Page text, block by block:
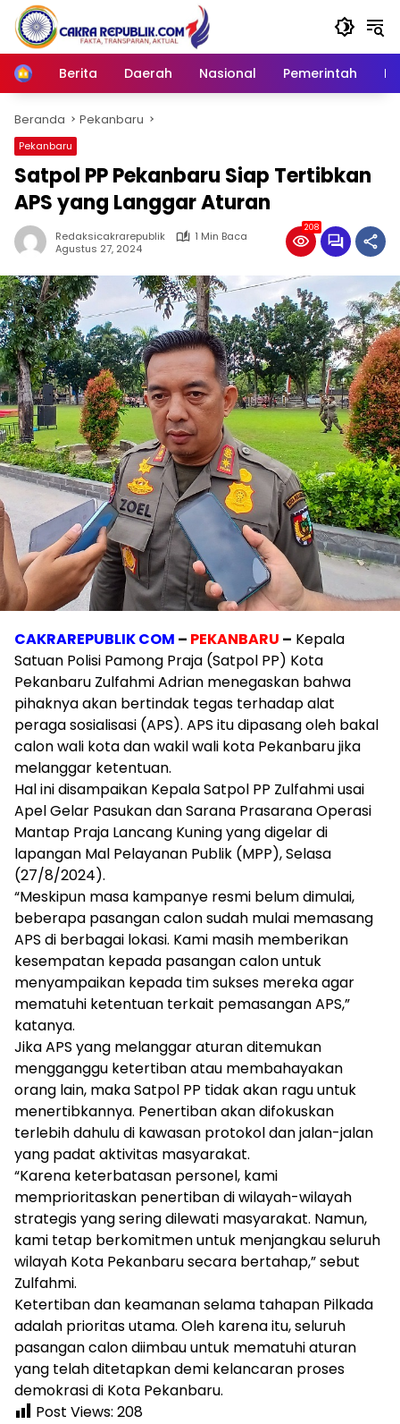
Langsung
konten
Home
Berita Daerah Nasional Pemerintah
Beranda Pekanbaru
Pekanbaru
Satpol PP Pekanbaru Siap Tertibkan
APS yang Langgar Aturan
Redaksicakrarepublik
1 Min Baca
Agustus 27, 2024
208
CAKRAREPUBLIK COM – PEKANBARU – Kepala
Satuan Polisi Pamong Praja (Satpol PP) Kota
Pekanbaru Zulfahmi Adrian menegaskan bahwa
pihaknya akan bertindak tegas terhadap alat
peraga sosialisasi (APS). APS itu dipasang oleh bakal
calon wali kota dan wakil wali kota Pekanbaru jika
melanggar ketentuan.
Hal ini disampaikan Kepala Satpol PP Zulfahmi usai
Apel Gelar Pasukan dan Sarana Prasarana Operasi
Mantap Praja Lancang Kuning yang digelar di
lapangan Mal Pelayanan Publik (MPP), Selasa
(27/8/2024).
“Meskipun masa kampanye resmi belum dimulai,
beberapa pasangan calon sudah mulai memasang
APS di berbagai lokasi. Kami masih memberikan
kesempatan kepada pasangan calon untuk
menyampaikan kepada tim sukses mereka agar
mematuhi ketentuan terkait pemasangan APS,”
katanya.
Jika APS yang melanggar aturan ditemukan
mengganggu ketertiban atau membahayakan
orang lain, maka Satpol PP tidak akan ragu untuk
menertibkannya. Penertiban akan difokuskan
terlebih dahulu di kawasan protokol dan jalan-jalan
yang padat aktivitas masyarakat.
“Karena keterbatasan personel, kami
memprioritaskan penertiban di wilayah-wilayah
strategis yang sering dilewati masyarakat. Namun,
kami tetap berkomitmen untuk menjangkau seluruh
wilayah Kota Pekanbaru secara bertahap,” sebut
Zulfahmi.
Ketertiban dan keamanan selama tahapan Pilkada
adalah prioritas utama. Oleh karena itu, seluruh
pasangan calon diimbau untuk mematuhi aturan
yang telah ditetapkan demi kelancaran proses
demokrasi di Kota Pekanbaru.
Post Views: 208